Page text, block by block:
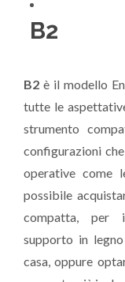
B2
B2è il modello
tutte le
strumento
configurazioni
operative come
possibile
compatta, per
supporto in
casa, oppure